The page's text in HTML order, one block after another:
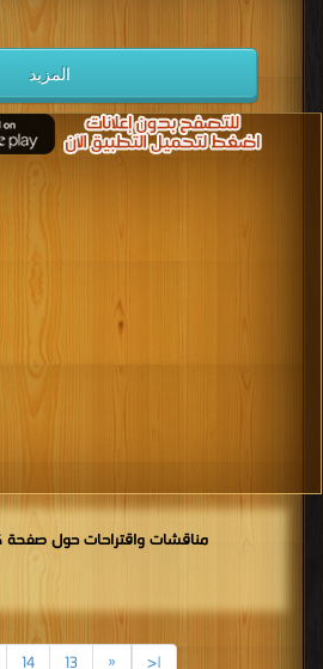
المزيد
مناقشات واقتراحات حول صفحة